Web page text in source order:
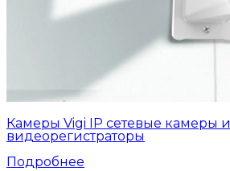
Камеры Vigi IP сетевые камеры и
видеорегистраторы
Подробнее